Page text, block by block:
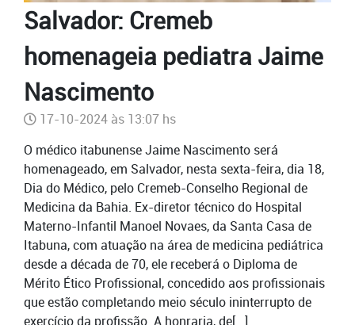
Salvador: Cremeb
homenageia pediatra Jaime
Nascimento
17-10-2024 às 13:07 hs
O médico itabunense Jaime Nascimento será
homenageado, em Salvador, nesta sexta-feira, dia 18,
Dia do Médico, pelo Cremeb-Conselho Regional de
Medicina da Bahia. Ex-diretor técnico do Hospital
Materno-Infantil Manoel Novaes, da Santa Casa de
Itabuna, com atuação na área de medicina pediátrica
desde a década de 70, ele receberá o Diploma de
Mérito Ético Profissional, concedido aos profissionais
que estão completando meio século ininterrupto de
exercício da profissão. A honraria, de[...]